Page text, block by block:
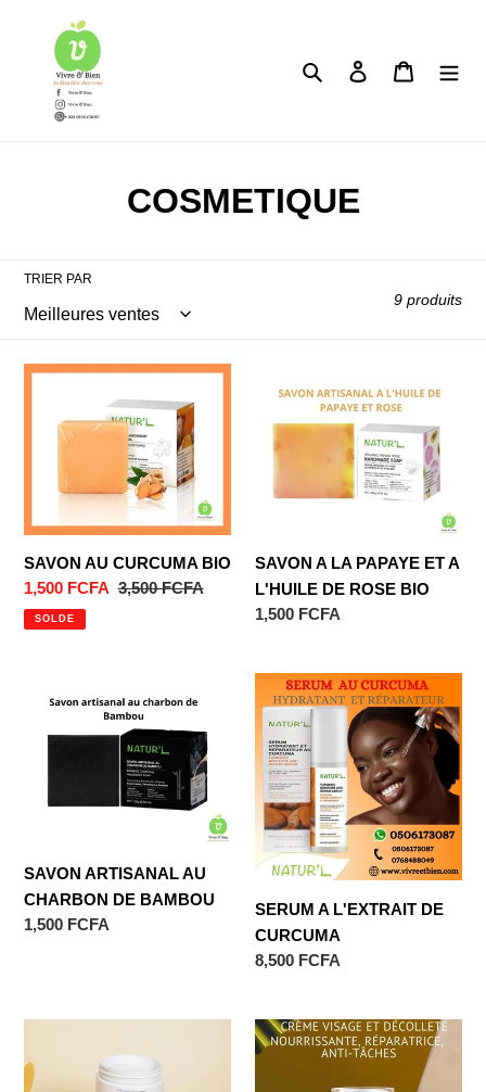
contenu
RechercherSe connecter
Panier
C
l
e
c
t
i
o
n
COSMETIQUE
TRIER PAR
9 produits
SAVON
CURCUMA
SAVON AU CURCUMA BIO
Prix
réduit
1,500 FCFA Prix
3,500 FCFA
SOLDE
LA
PAPAYE
DE
ROSE
BIO
SAVON A LA PAPAYE ET A
L'HUILE DE ROSE BIO
Prix
1,500 FCFA
ARTISANAL
AU
SAVON ARTISANAL AU
CHARBON DE BAMBOU
Prix
1,500 FCFA
SERUM
A
L'EXTRAIT
DE
CURCUMA
SERUM A L'EXTRAIT DE
CURCUMA
Prix
8,500 FCFA
CREME
VISAGE